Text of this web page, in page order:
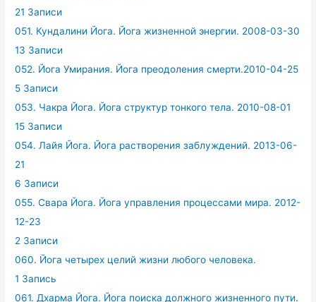
21 Записи
051. Кундалини Йога. Йога жизненной энергии. 2008-03-30
13 Записи
052. Йога Умирания. Йога преодоления смерти.2010-04-25
5 Записи
053. Чакра Йога. Йога структур тонкого тела. 2010-08-01
15 Записи
054. Лайя Йога. Йога растворения заблуждений. 2013-06-
21
6 Записи
055. Свара Йога. Йога управления процессами мира. 2012-
12-23
2 Записи
060. Йога четырех целий жизни любого человека.
1 Запись
061. Дхарма Йога. Йога поиска должного жизненного пути.